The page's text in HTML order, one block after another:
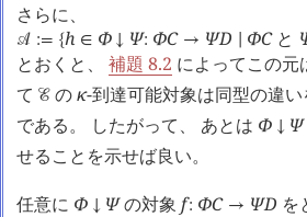
さらに、
󰒘 := {h ∈ Φ ↓ Ψ: ΦC → ΨD ΦCと
とおくと、 補題 8.2 によってこの元
て 󰒜 のκ-到達可能対象は同型の違
である。 したがって、 あとは Φ ↓ Ψ
せることを示せば良い。
任意に Φ ↓ Ψの対象f: ΦC → ΨD を